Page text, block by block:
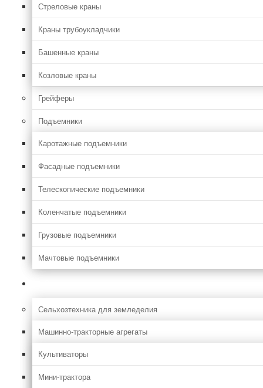
Стреловые краны
Краны трубоукладчики
Башенные краны
Козловые краны
Грейферы
Подъемники
Каротажные подъемники
Фасадные подъемники
Телескопические подъемники
Коленчатые подъемники
Грузовые подъемники
Мачтовые подъемники
Сельхозтехника для земледелия
Машинно-тракторные агрегаты
Культиваторы
Мини-трактора